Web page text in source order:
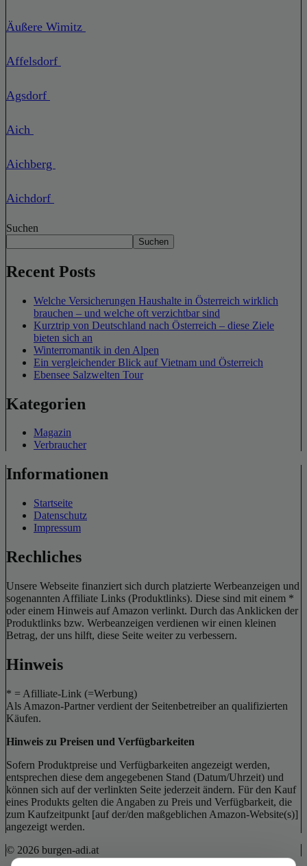
Äußere Wimitz
Affelsdorf
Agsdorf
Aich
Aichberg
Aichdorf
Suchen
Suchen
Recent Posts
Welche Versicherungen Haushalte in Österreich wirklich
brauchen – und welche oft verzichtbar sind
Kurztrip von Deutschland nach Österreich – diese Ziele
bieten sich an
Winterromantik in den Alpen
Ein vergleichender Blick auf Vietnam und Österreich
Ebensee Salzwelten Tour
Kategorien
Magazin
Verbraucher
Informationen
Startseite
Datenschutz
Impressum
Rechliches
Unsere Webseite finanziert sich durch platzierte Werbeanzeigen und
sogenannten Affiliate Links (Produktlinks). Diese sind mit einem *
oder einem Hinweis auf Amazon verlinkt. Durch das Anklicken der
Produktlinks bzw. Werbeanzeigen verdienen wir einen kleinen
Betrag, der uns hilft, diese Seite weiter zu verbessern.
Hinweis
* = Afilliate-Link (=Werbung)
Als Amazon-Partner verdient der Seitenbetreiber an qualifizierten
Käufen.
Hinweis zu Preisen und Verfügbarkeiten
Sofern Produktpreise und Verfügbarkeiten angezeigt werden,
entsprechen diese dem angegebenen Stand (Datum/Uhrzeit) und
können sich auf der verlinkten Seite jederzeit ändern. Für den Kauf
eines Produkts gelten die Angaben zu Preis und Verfügbarkeit, die
zum Kaufzeitpunkt [auf der/den maßgeblichen Amazon-Website(s)]
angezeigt werden.
© 2026 burgen-adi.at